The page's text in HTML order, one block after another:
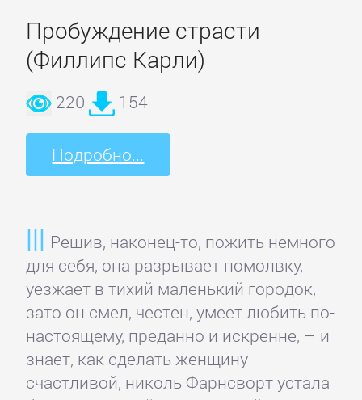
Пробуждение страсти
(Филлипс Карли)
220 154
Подробно...
Решив, наконец-то, пожить немного
для себя, она разрывает помолвку,
уезжает в тихий маленький городок,
зато он смел, честен, умеет любить по-
настоящему, преданно и искренне, – и
знает, как сделать женщину
счастливой, николь Фарнсворт устала
проза
Литература
19
века
Литература
Мифы.
Легенды.
Эпос
Русская